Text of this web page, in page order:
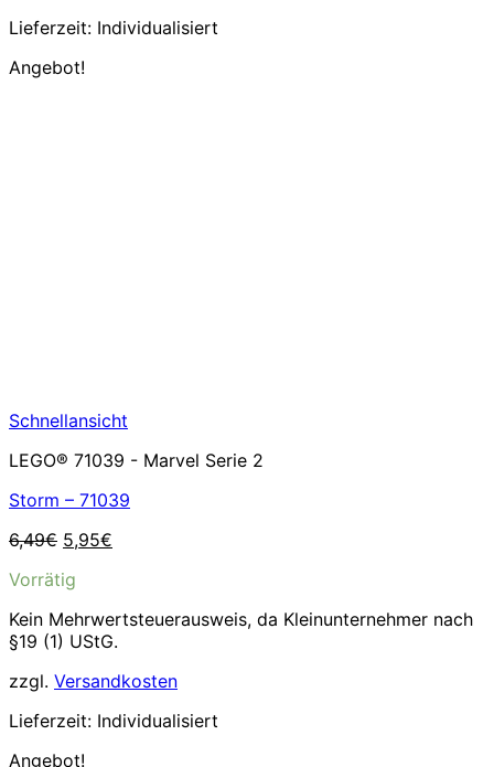
Lieferzeit: Individualisiert
Angebot!
Schnellansicht
LEGO® 71039 - Marvel Serie 2
Storm – 71039
6,49€ Ursprünglicher
war:
5,95€
Vorrätig
Kein Mehrwertsteuerausweis, da Kleinunternehmer nach
§19 (1) UStG.
zzgl. Versandkosten
Lieferzeit: Individualisiert
Angebot!